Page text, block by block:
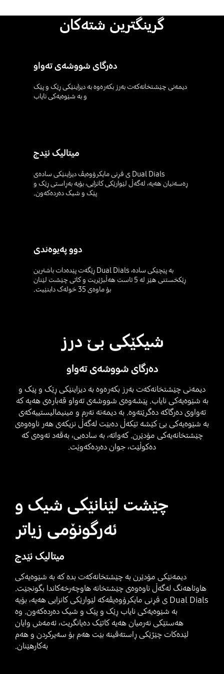
گرینگترین شتەکان
دەرگای شووشەی تەواو
دیمەنی چێشتخانەکەت بەرز بکەرەوە بە دیزاینێکی ڕێک و پێک
و بە شێوەیەکی نایاب
میتالیک ئێدج
Dual Dials ی فڕنی مایکرۆوەیڤ دیزاینێکی سادەی
ڕەسەنیان هەیە، لەگەڵ لێوارێکی کانزایی، بۆیە بەڕاستی ڕێک و
پێک و شیک دەردەکەون.
دوو پەیوەندی
بە پێچێکی سادە، Dual Dials ڕێگەت پێدەدات باشترین
ڕێکخستنی هێز لە 5 ئاست هەڵبژێریت و کاتی چێشت لێنان
بۆ ماوەی 35 خولەک دابنێیت.
شیکێکی بێ درز
دەرگای شووشەی تەواو
دیمەنی چێشتخانەکەت بەرز بکەرەوە بە دیزاینێکی ڕێک و پێک و
بە شێوەیەکی نایاب. پێشەوەی شووشەی تەواو قەبارەی هەیە کە
تەواوی دەرگاکە دەگرێتەوە. بە دیمەنە نەرم و مینیمالیستییەکەی
بە شێوەیەکی بێ کێشە تێکەڵ دەبێت لەگەڵ نزیکەی هەر ناوەوەی
چێشتخانەیەکی مۆدێرن. کەواتە، بە سادەیی، بەقەد ئەوەی کە
دەکوڵێت، جوان دەردەکەوێت.
چێشت لێنانێکی شیک و
ئەرگونۆمی زیاتر
میتالیک ئێدج
دیمەنێکی مۆدێرن بە چێشتخانەکەت بدە کە بە شێوەیەکی
هاوئاهەنگ لەگەڵ ناوەوەی چێشتخانە هاوچەرخەکاندا بگونجێت.
Dual Dials ی فڕنی مایکرۆوەیڤەکە لێوارێکی کانزایی هەیە، بۆیە
بە شێوەیەکی نایاب ڕێک و پێک و شیک دەردەکەون. وە
هەستێکی نەرمیان هەیە کاتێک دەیانگریت، ئەمەش وایان
لێدەکات چێژێکی ڕاستەقینە بێت هەم بۆ سەیرکردن و هەم
بەکارهێنان.